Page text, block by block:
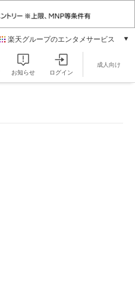
楽天グループのエンタメサービス
本/ゲーム/CD/DVD
動画配信
お知らせ ログイン
成人向け